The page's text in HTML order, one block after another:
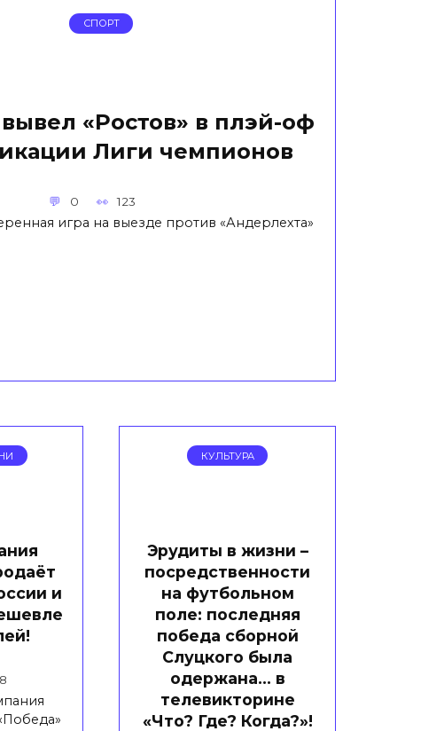
СПОРТ
«Ростов» в плэй-оф
Лиги чемпионов
0 123
игра на выезде против «Андерлехта»
и
КУЛЬТУРА
Эрудиты в жизни –
посредственности
на футбольном
поле: последняя
победа сборной
Слуцкого была
одержана… в
телевикторине
«Что? Где? Когда?»!